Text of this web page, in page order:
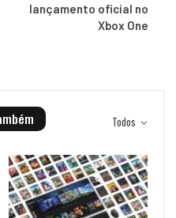
lançamento oficial no
Xbox One
Todos